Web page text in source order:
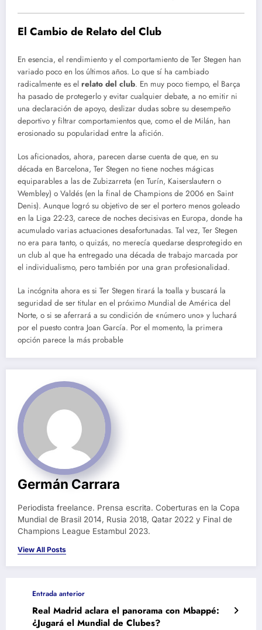
El Cambio de Relato del Club
En esencia, el rendimiento y el comportamiento de Ter Stegen han
variado poco en los últimos años. Lo que sí ha cambiado
radicalmente es el relato del club. En muy poco tiempo, el Barça
ha pasado de protegerlo y evitar cualquier debate, a no emitir ni
una declaración de apoyo, deslizar dudas sobre su desempeño
deportivo y filtrar comportamientos que, como el de Milán, han
erosionado su popularidad entre la afición.
Los aficionados, ahora, parecen darse cuenta de que, en su
década en Barcelona, Ter Stegen no tiene noches mágicas
equiparables a las de Zubizarreta (en Turín, Kaiserslautern o
Wembley) o Valdés (en la final de Champions de 2006 en Saint
Denis). Aunque logró su objetivo de ser el portero menos goleado
en la Liga 22-23, carece de noches decisivas en Europa, donde ha
acumulado varias actuaciones desafortunadas. Tal vez, Ter Stegen
no era para tanto, o quizás, no merecía quedarse desprotegido en
un club al que ha entregado una década de trabajo marcada por
el individualismo, pero también por una gran profesionalidad.
La incógnita ahora es si Ter Stegen tirará la toalla y buscará la
seguridad de ser titular en el próximo Mundial de América del
Norte, o si se aferrará a su condición de «número uno» y luchará
por el puesto contra Joan García. Por el momento, la primera
opción parece la más probable
Germán Carrara
Periodista freelance. Prensa escrita. Coberturas en la Copa
Mundial de Brasil 2014, Rusia 2018, Qatar 2022 y Final de
Champions League Estambul 2023.
View All Posts
Entrada anterior
Real Madrid aclara el panorama con Mbappé:
¿Jugará el Mundial de Clubes?